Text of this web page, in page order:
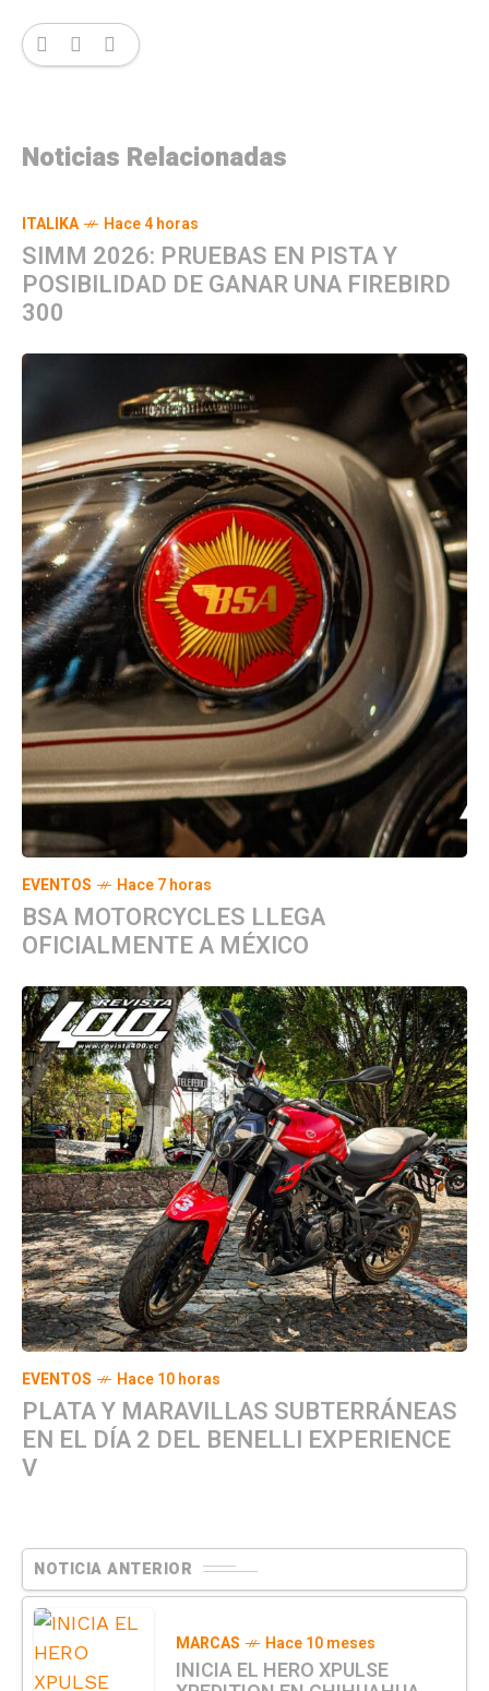
Noticias Relacionadas
ITALIKA Hace 4 horas
SIMM 2026: PRUEBAS EN PISTA Y
POSIBILIDAD DE GANAR UNA FIREBIRD
300
EVENTOS Hace 7 horas
BSA MOTORCYCLES LLEGA
OFICIALMENTE A MÉXICO
EVENTOS Hace 10 horas
PLATA Y MARAVILLAS SUBTERRÁNEAS
EN EL DÍA 2 DEL BENELLI EXPERIENCE
V
NOTICIA ANTERIOR
MARCAS Hace 10 meses
INICIA EL HERO XPULSE